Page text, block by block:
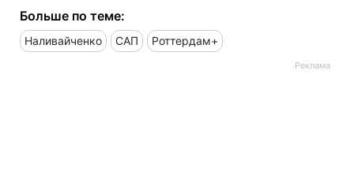
Больше по теме:
Наливайченко САП Роттердам+